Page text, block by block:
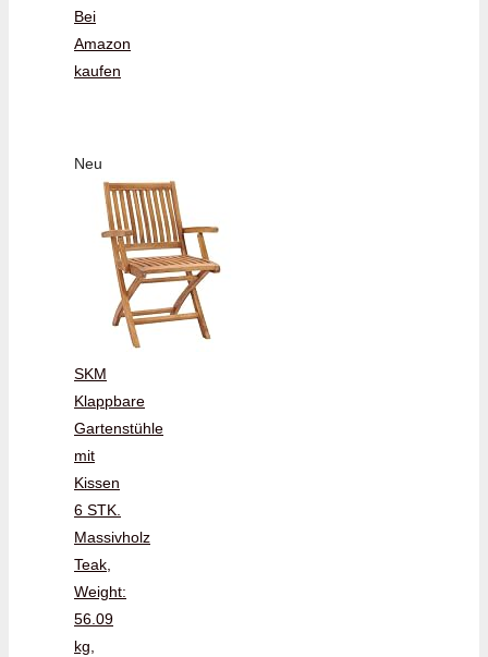
Bei
Amazon
kaufen
Neu
SKM
Klappbare
Gartenstühle
mit
Kissen
6 STK.
Massivholz
Teak,
Weight:
56.09
kg,